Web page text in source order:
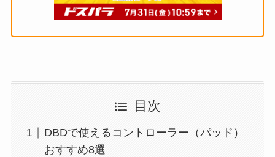
目次
DBDで使えるコントローラー（パッド）
おすすめ8選